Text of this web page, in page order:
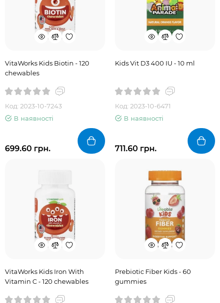
VitaWorks Kids Biotin - 120
сhewables
Код: 2023-10-7243
В наявності
699.60 грн.
Kids Vit D3 400 IU - 10 ml
Код: 2023-10-6471
В наявності
711.60 грн.
VitaWorks Kids Iron With
Vitamin C - 120 chewables
Prebiotic Fiber Kids - 60
gummies